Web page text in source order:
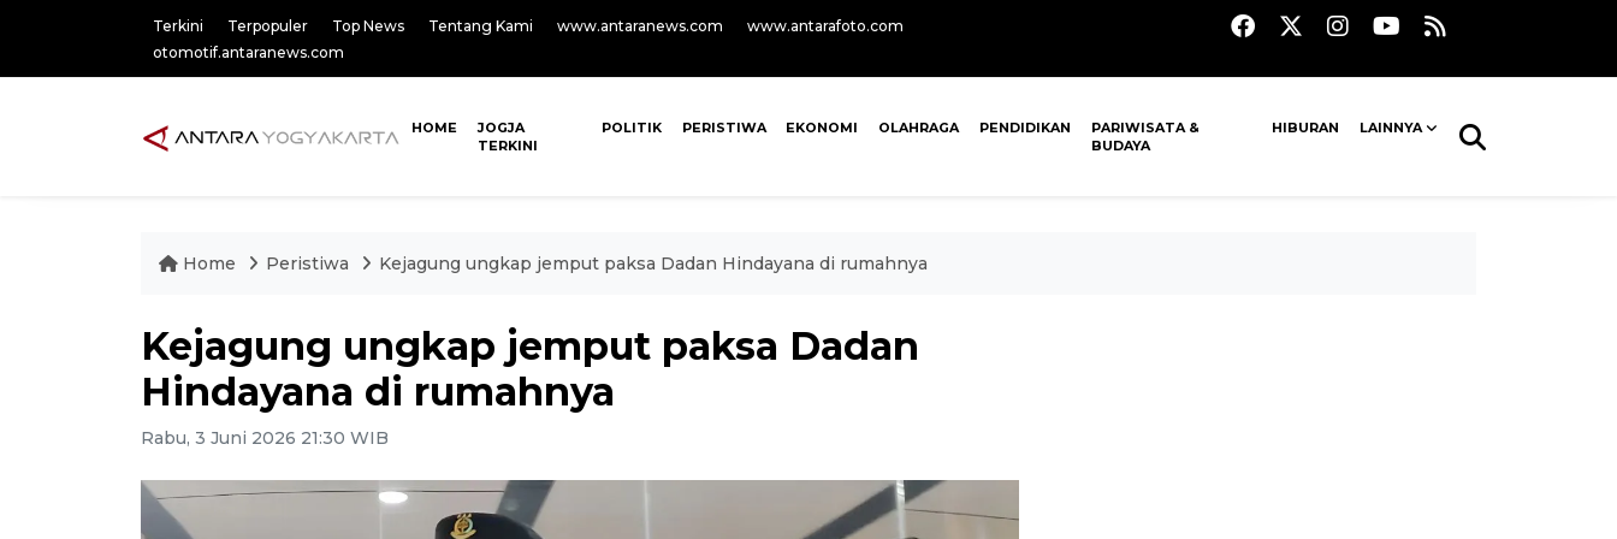
Terkini Terpopuler Top News Tentang Kami www.antaranews.com
www.antarafoto.com
otomotif.antaranews.com
HOME
JOGJA
TERKINI
POLITIK PERISTIWA EKONOMI OLAHRAGA PENDIDIKAN
PARIWISATA &
BUDAYA
HIBURAN LAINNYA
Home Peristiwa Kejagung ungkap jemput paksa Dadan Hindayana di rumahnya
Kejagung ungkap jemput paksa Dadan
Hindayana di rumahnya
Rabu, 3 Juni 2026 21:30 WIB